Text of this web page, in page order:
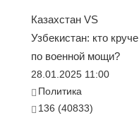
Казахстан VS
Узбекистан: кто круче
по военной мощи?
28.01.2025 11:00
Политика
136 (40833)